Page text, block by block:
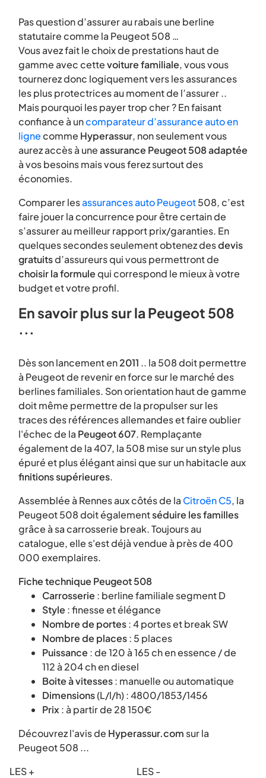
Pas question d’assurer au rabais une berline
statutaire comme la Peugeot 508 …
Vous avez fait le choix de prestations haut de
gamme avec cettevoiture familiale, vous vous
tournerez donc logiquement vers les assurances
les plus protectrices au moment de l’assurer ..
Mais pourquoi les payer trop cher ? En faisant
confiance à uncomparateur d’assurance auto en
lignecomme Hyperassur, non seulement vous
aurez accès à uneassurance Peugeot 508 adaptée
à vos besoins mais vous ferez surtout des
économies.
Comparer lesassurances auto Peugeot508, c’est
faire jouer la concurrence pour être certain de
s’assurer au meilleur rapport prix/garanties. En
quelques secondes seulement obtenez desdevis
gratuitsd’assureurs qui vous permettront de
choisir la formulequi correspond le mieux à votre
budget et votre profil.
En savoir plus sur la Peugeot 508
...
Dès son lancement en2011 .. la 508 doit permettre
à Peugeot de revenir en force sur le marché des
berlines familiales. Son orientation haut de gamme
doit même permettre de la propulser sur les
traces des références allemandes et faire oublier
l'échec de la Peugeot 607. Remplaçante
également de la 407, la 508 mise sur un style plus
épuré et plus élégant ainsi que sur un habitacle aux
finitions supérieures.
Assemblée à Rennes aux côtés de la Citroën C5, la
Peugeot 508 doit égalementséduire les familles
grâce à sa carrosserie break. Toujours au
catalogue, elle s'est déjà vendue à près de 400
000 exemplaires.
Fiche technique Peugeot 508
Carrosserie : berline familiale segment D
Style : finesse et élégance
Nombre de portes: 4 portes et break SW
Nombre de places: 5 places
Puissance : de 120 à 165 ch en essence / de
112 à 204 ch en diesel
Boite à vitesses: manuelle ou automatique
Dimensions(L/l/h) : 4800/1853/1456
Prix : à partir de 28 150€
Découvrez l'avis de Hyperassur.com sur la
Peugeot 508 ...
LES +
LES -